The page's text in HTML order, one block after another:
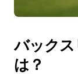
バック
は？